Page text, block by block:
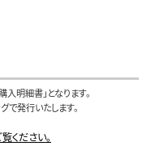
明細書」となります。
で発行いたします。
ください。